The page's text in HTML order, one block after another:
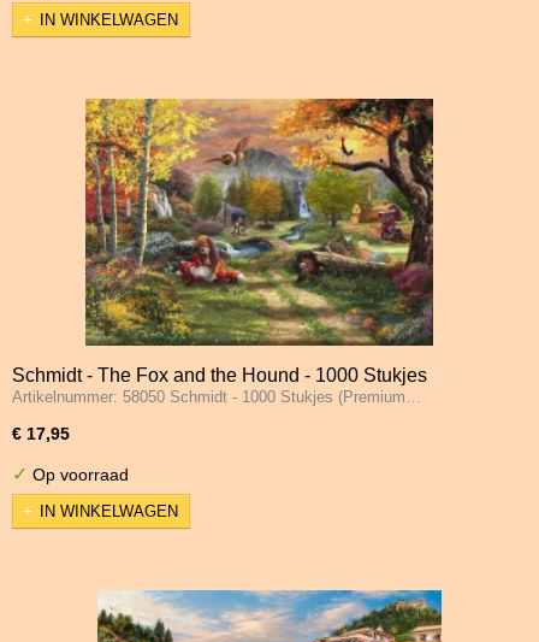
IN WINKELWAGEN
Schmidt - The Fox and the Hound - 1000 Stukjes
Artikelnummer: 58050 Schmidt - 1000 Stukjes (Premium…
€ 17,95
✓ Op voorraad
IN WINKELWAGEN